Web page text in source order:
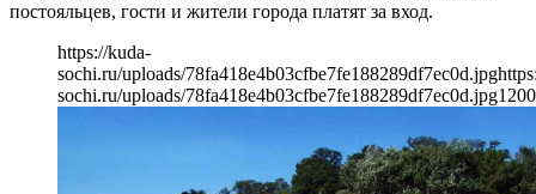
постояльцев, гости и жители города платят за вход.
https://kuda-
sochi.ru/uploads/78fa418e4b03cfbe7fe188289df7ec0d.jpg
sochi.ru/uploads/78fa418e4b03cfbe7fe188289df7ec0d.jpg1200